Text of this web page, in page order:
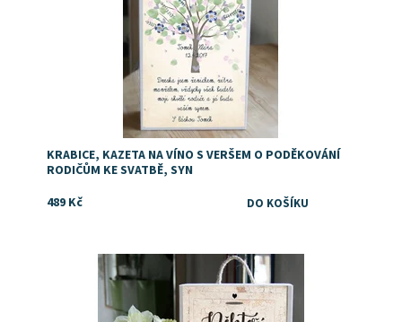
KRABICE, KAZETA NA VÍNO S VERŠEM O PODĚKOVÁNÍ
RODIČŮM KE SVATBĚ, SYN
489 Kč
Dostupnost: Skladem